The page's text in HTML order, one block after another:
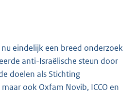
eindelijk een breed onderzoek
anti-Israëlische steun door
doelen als Stichting
ook Oxfam Novib, ICCO en